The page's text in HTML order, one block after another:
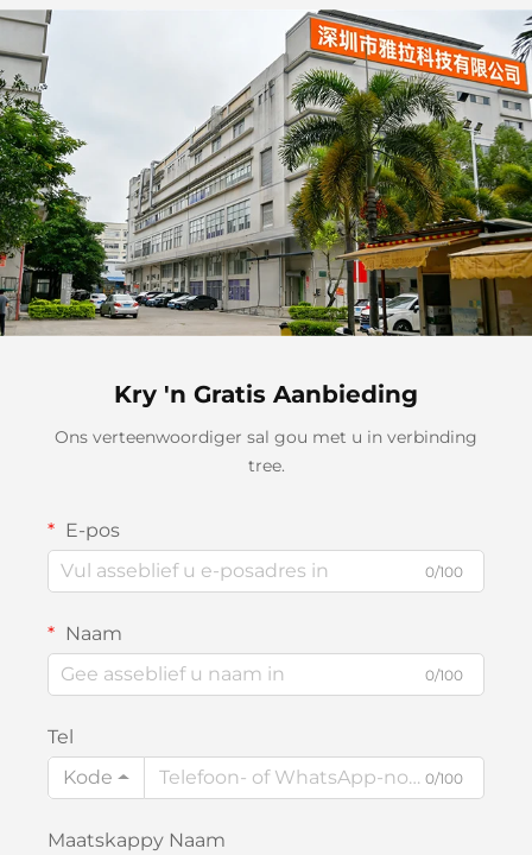
Kry 'n Gratis Aanbieding
Ons verteenwoordiger sal gou met u in verbinding
tree.
E-pos
0/100
Naam
0/100
Tel
Kode
0/100
Maatskappy Naam